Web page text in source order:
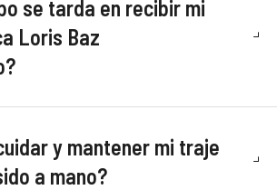
se tarda en recibir mi
Loris Baz
y mantener mi traje
a mano?